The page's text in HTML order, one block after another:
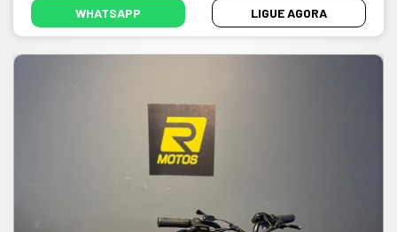
WHATSAPP LIGUE AGORA